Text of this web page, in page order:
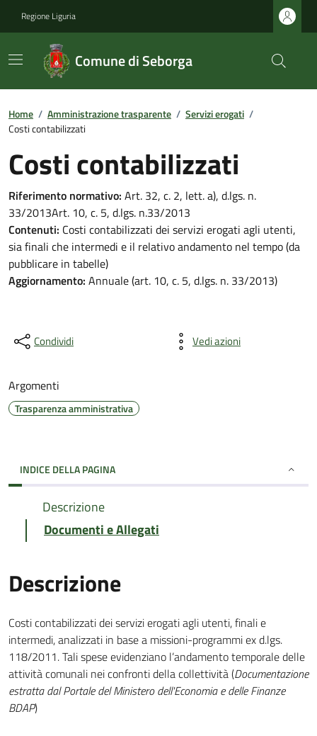
Regione Liguria
Comune di Seborga
Home / Amministrazione trasparente / Servizi erogati /
Costi contabilizzati
Costi contabilizzati
Riferimento normativo: Art. 32, c. 2, lett. a), d.lgs. n.
33/2013Art. 10, c. 5, d.lgs. n.33/2013
Contenuti: Costi contabilizzati dei servizi erogati agli utenti,
sia finali che intermedi e il relativo andamento nel tempo (da
pubblicare in tabelle)
Aggiornamento: Annuale (art. 10, c. 5, d.lgs. n. 33/2013)
Condividi Vedi azioni
Argomenti
Trasparenza amministrativa
INDICE DELLA PAGINA
Descrizione
Documenti e Allegati
Descrizione
Costi contabilizzati dei servizi erogati agli utenti, finali e
intermedi, analizzati in base a missioni-programmi ex d.lgs.
118/2011. Tali spese evidenziano l’andamento temporale delle
attività comunali nei confronti della collettività (Documentazione
estratta dal Portale del Ministero dell'Economia e delle Finanze
BDAP)